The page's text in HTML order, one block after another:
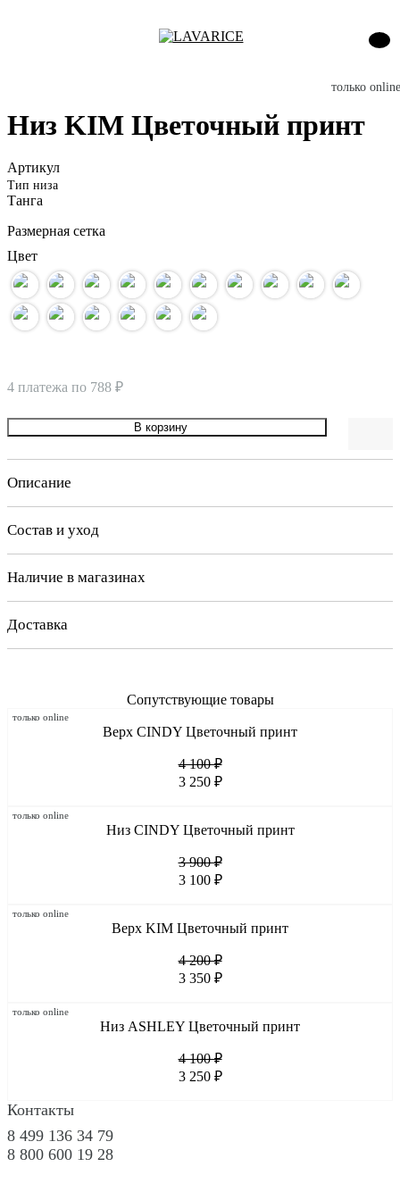
только online
Низ KIM Цветочный принт
Тип низа
Танга
Размерная сетка
Артикул
Цвет
4 платежа по 788 ₽
В корзину
Описание
Состав и уход
Наличие в магазинах
Доставка
Сопутствующие товары
только online
Верх CINDY Цветочный принт
4 100 ₽
3 250 ₽
только online
Низ CINDY Цветочный принт
3 900 ₽
3 100 ₽
только online
Верх KIM Цветочный принт
4 200 ₽
3 350 ₽
только online
Низ ASHLEY Цветочный принт
4 100 ₽
3 250 ₽
Контакты
8 499 136 34 79
8 800 600 19 28